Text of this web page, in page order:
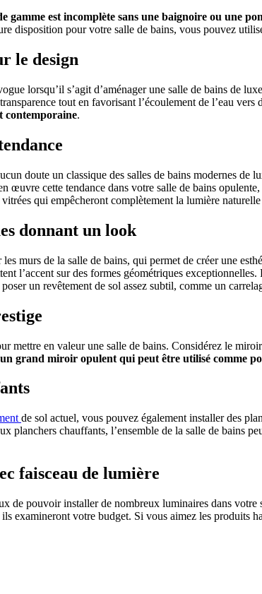
gamme est incomplète sans une baignoire ou une
disposition pour votre salle de bains, vous pouvez
le design
lorsqu’il s’agit d’aménager une salle de bains de
tout en favorisant l’écoulement de l’eau vers
contemporaine.
doute un classique des salles de bains modernes
œuvre cette tendance dans votre salle de bains opulente,
qui empêcheront complètement la lumière
donnant un look
murs de la salle de bains, qui permet de créer une
l’accent sur des formes géométriques
un revêtement de sol assez subtil, comme un
mettre en valeur une salle de bains. Considérez le
grand miroir opulent qui peut être utilisé comme
de sol actuel, vous pouvez également installer des
planchers chauffants, l’ensemble de la salle de bains
faisceau de lumière
de pouvoir installer de nombreux luminaires dans votre
examineront votre budget. Si vous aimez les produits